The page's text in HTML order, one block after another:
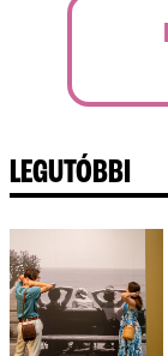
LEGUTÓBBI